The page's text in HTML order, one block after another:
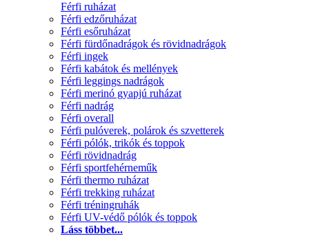
Férfi ruházat
Férfi edzőruházat
Férfi esőruházat
Férfi fürdőnadrágok és rövidnadrágok
Férfi ingek
Férfi kabátok és mellények
Férfi leggings nadrágok
Férfi merinó gyapjú ruházat
Férfi nadrág
Férfi overall
Férfi pulóverek, polárok és szvetterek
Férfi pólók, trikók és toppok
Férfi rövidnadrág
Férfi sportfehérneműk
Férfi thermo ruházat
Férfi trekking ruházat
Férfi tréningruhák
Férfi UV-védő pólók és toppok
Láss többet...